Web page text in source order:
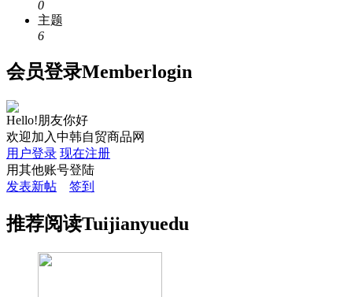
0
主题
6
会员登录Memberlogin
Hello!朋友你好
欢迎加入中韩自贸商品网
用户登录 现在注册
用其他账号登陆
发表新帖
签到
推荐阅读Tuijianyuedu